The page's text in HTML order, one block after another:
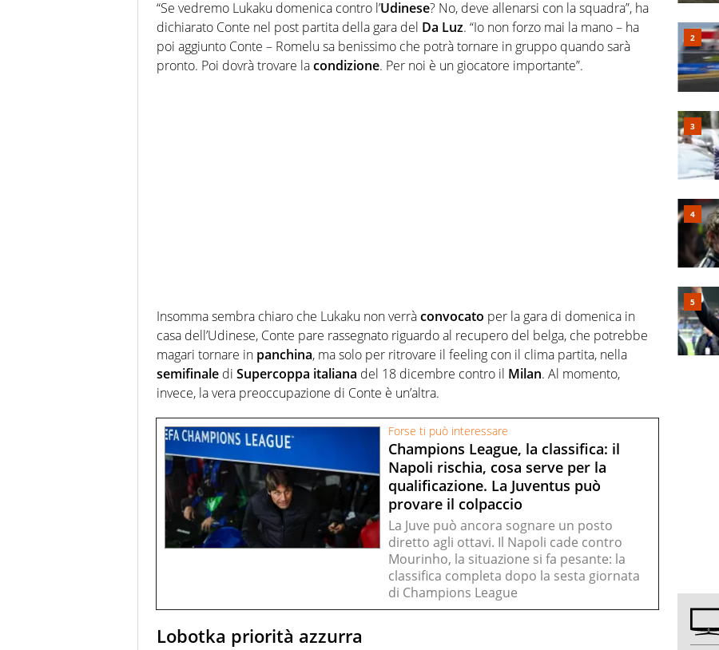
“Se vedremo Lukaku domenica contro l’Udinese? No, deve allenarsi con la squadra”, ha
dichiarato Conte nel post partita della gara del Da Luz. “Io non forzo mai la mano – ha
poi aggiunto Conte – Romelu sa benissimo che potrà tornare in gruppo quando sarà
pronto. Poi dovrà trovare lacondizione. Per noi è un giocatore importante”.
Insomma sembra chiaro che Lukaku non verràconvocato per la gara di domenica in
casa dell’Udinese, Conte pare rassegnato riguardo al recupero del belga, che potrebbe
magari tornare in panchina, ma solo per ritrovare il feeling con il clima partita, nella
semifinale di Supercoppa italiana del 18 dicembre contro il Milan. Al momento,
invece, la vera preoccupazione di Conte è un’altra.
Forse ti può interessare
Champions League, la classifica: il
Napoli rischia, cosa serve per la
qualificazione. La Juventus può
provare il colpaccio
La Juve può ancora sognare un posto
diretto agli ottavi. Il Napoli cade contro
Mourinho, la situazione si fa pesante: la
classifica completa dopo la sesta giornata
di Champions League
Lobotka priorità azzurra